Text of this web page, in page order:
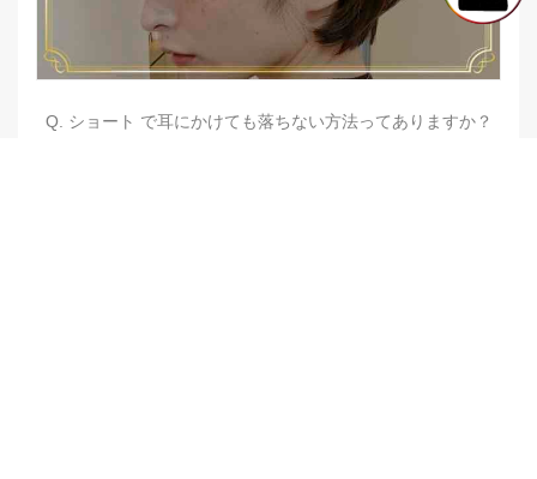
Q. ショート で耳にかけても落ちない方法ってありますか？